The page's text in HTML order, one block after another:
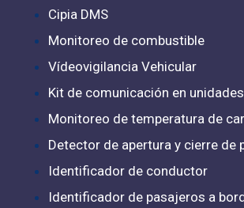
Cipia DMS
Monitoreo de combustible
Vídeovigilancia Vehicular
Kit de comunicación en unidades
Monitoreo de temperatura de
Detector de apertura y cierre de
Identificador de conductor
Identificador de pasajeros a